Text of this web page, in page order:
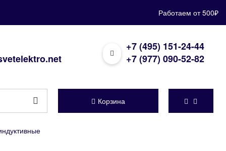
Работаем от 500₽
+7 (495) 151-24-44
+7 (977) 090-52-82
Корзина